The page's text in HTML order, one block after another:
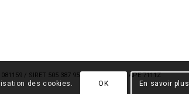
/ SIRET 505 387 951 000 54 / Code APE 7111Z
des cookies. OK En savoir plus